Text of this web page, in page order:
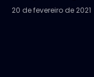
20 de fevereiro de 2021